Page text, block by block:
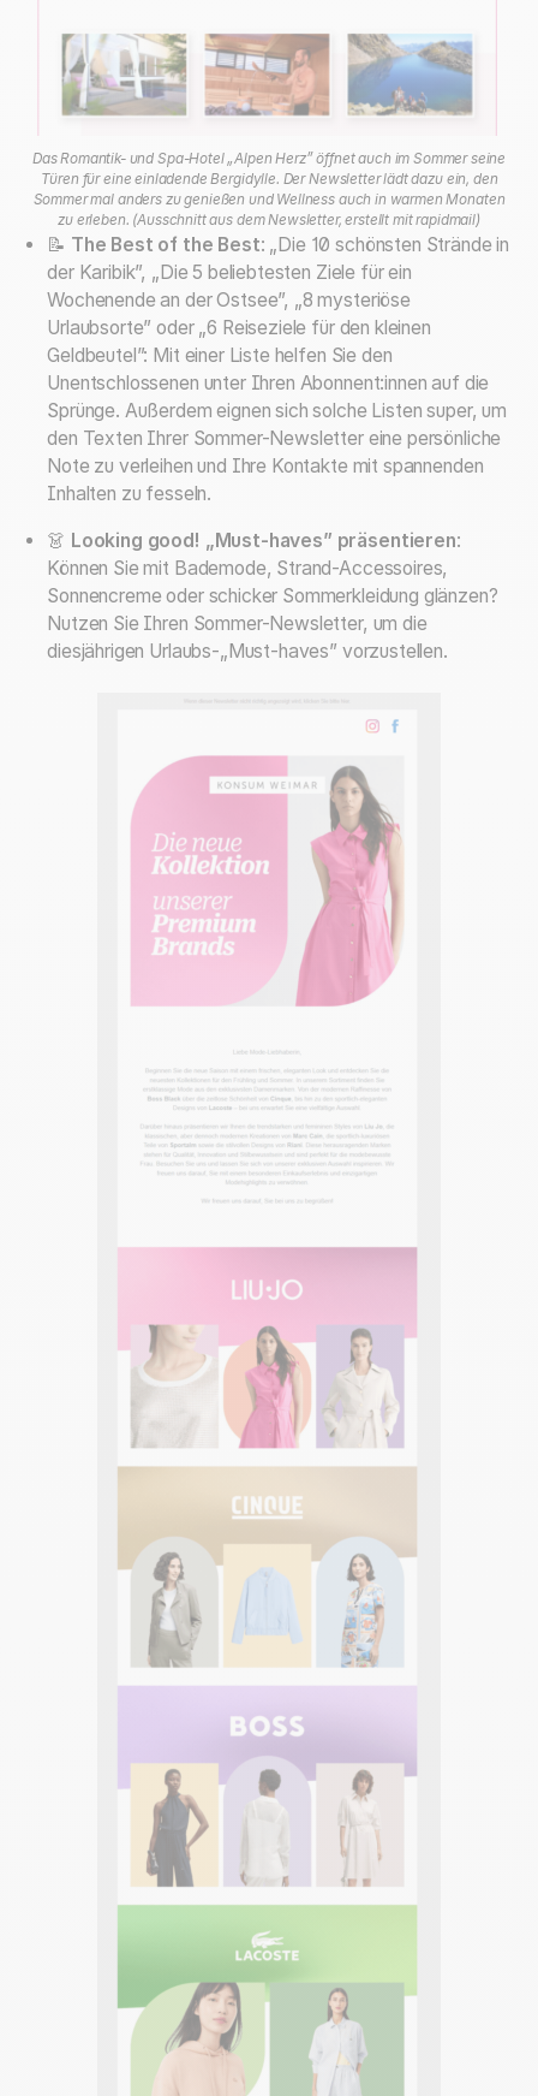
Das Romantik- und Spa-Hotel „Alpen Herz” öffnet auch im Sommer seine
Türen für eine einladende Bergidylle. Der Newsletter lädt dazu ein, den
Sommer mal anders zu genießen und Wellness auch in warmen Monaten
zu erleben. (Ausschnitt aus dem Newsletter, erstellt mit rapidmail)
📝 The Best of the Best: „Die 10 schönsten Strände in
der Karibik”, „Die 5 beliebtesten Ziele für ein
Wochenende an der Ostsee”, „8 mysteriöse
Urlaubsorte” oder „6 Reiseziele für den kleinen
Geldbeutel”: Mit einer Liste helfen Sie den
Unentschlossenen unter Ihren Abonnent:innen auf die
Sprünge. Außerdem eignen sich solche Listen super, um
den Texten Ihrer Sommer-Newsletter eine persönliche
Note zu verleihen und Ihre Kontakte mit spannenden
Inhalten zu fesseln.
👗 Looking good! „Must-haves” präsentieren:
Können Sie mit Bademode, Strand-Accessoires,
Sonnencreme oder schicker Sommerkleidung glänzen?
Nutzen Sie Ihren Sommer-Newsletter, um die
diesjährigen Urlaubs-„Must-haves” vorzustellen.